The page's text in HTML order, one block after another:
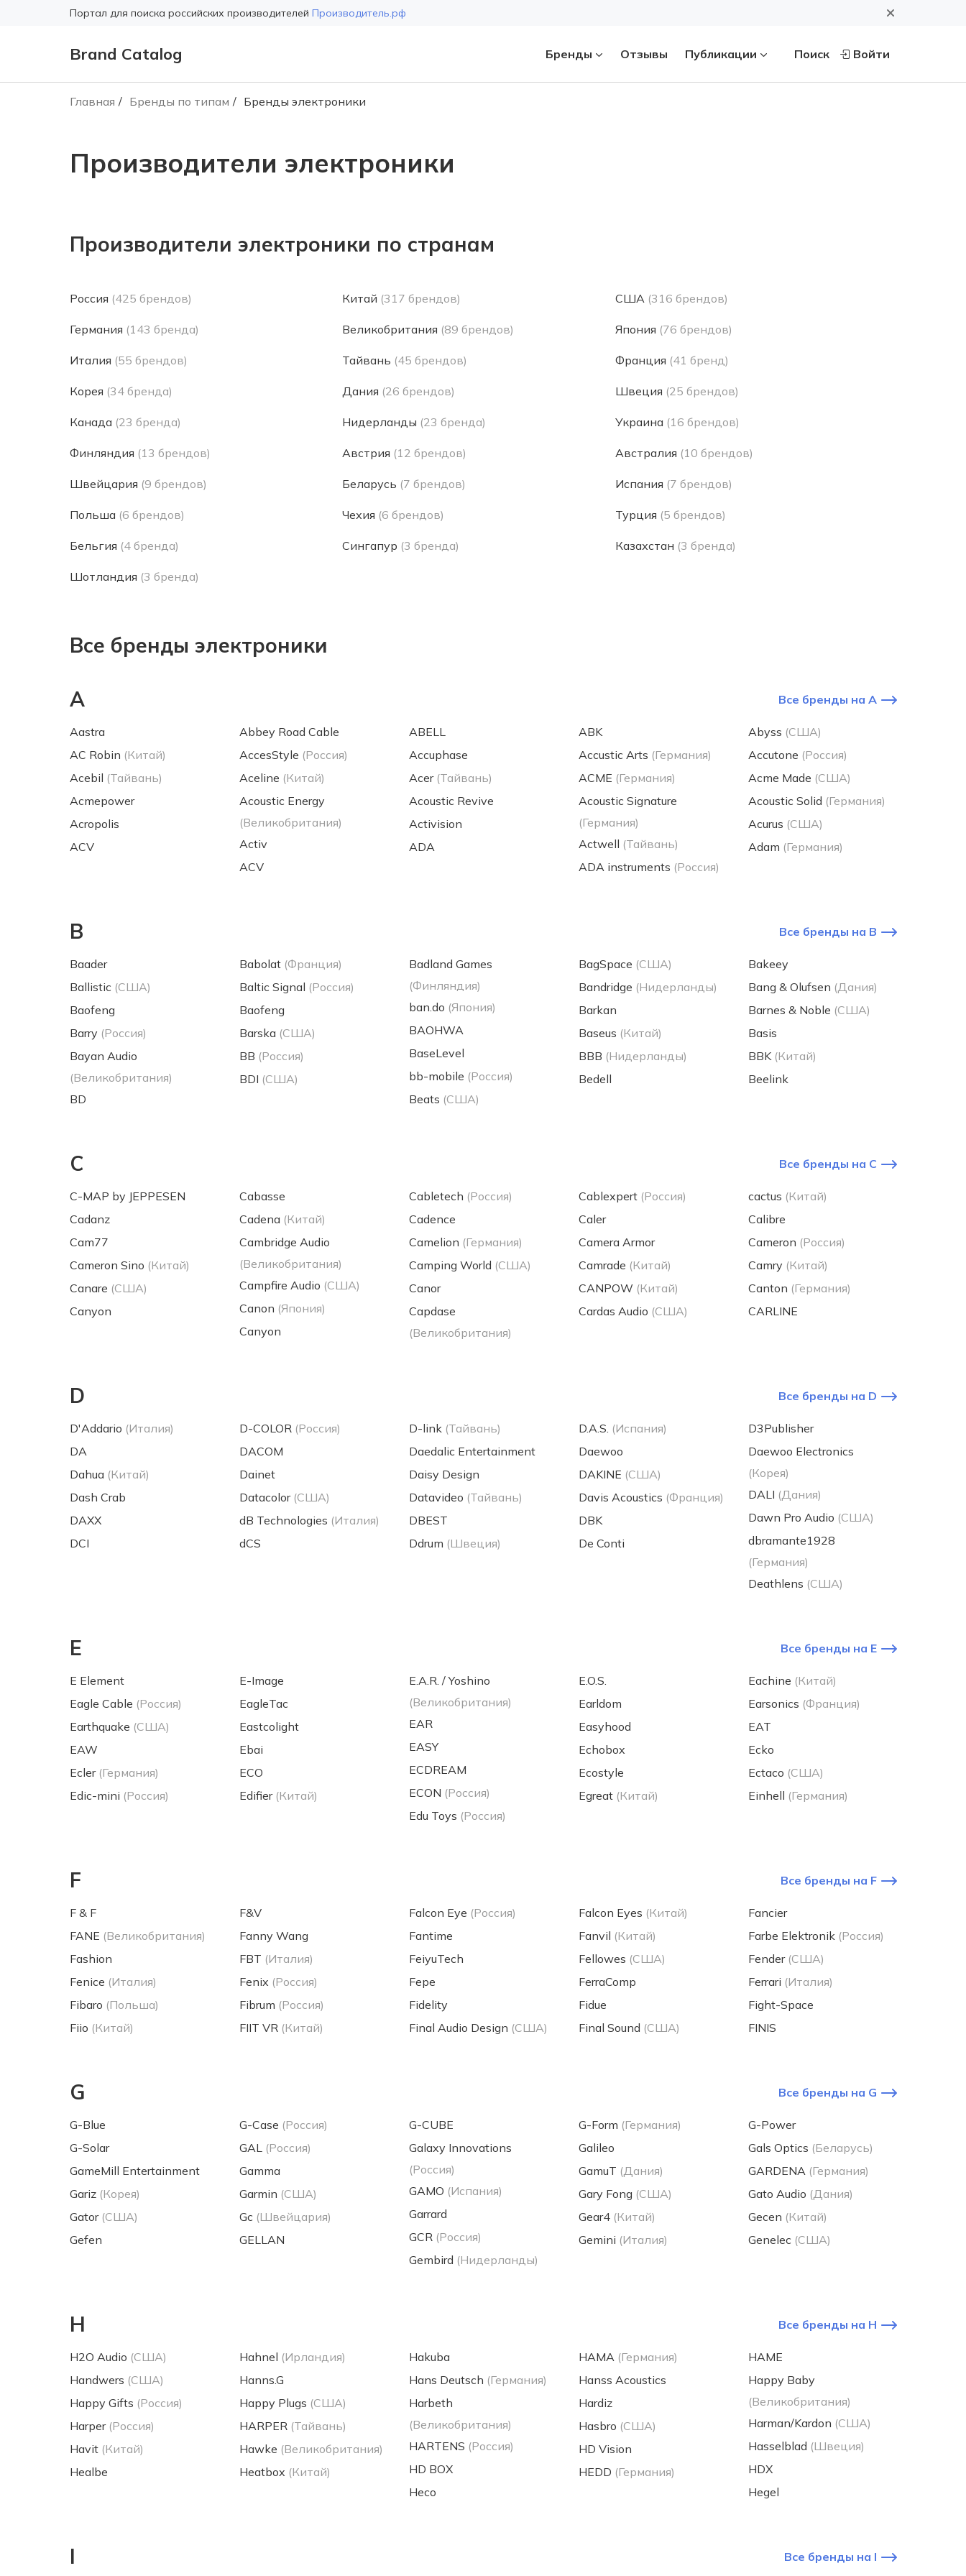
Портал для поиска российских производителей Производитель.рф
Brand Catalog Бренды Отзывы Публикации Поиск Войти
Главная Бренды по типам Бренды электроники
Производители электроники
Производители электроники по странам
Россия (425 брендов) Китай (317 брендов) США (316 брендов)
Германия (143 бренда) Великобритания (89 брендов) Япония (76 брендов)
Италия (55 брендов) Тайвань (45 брендов) Франция (41 бренд)
Корея (34 бренда) Дания (26 брендов) Швеция (25 брендов)
Канада (23 бренда) Нидерланды (23 бренда) Украина (16 брендов)
Финляндия (13 брендов) Австрия (12 брендов) Австралия (10 брендов)
Швейцария (9 брендов) Беларусь (7 брендов) Испания (7 брендов)
Польша (6 брендов) Чехия (6 брендов) Турция (5 брендов)
Бельгия (4 бренда) Сингапур (3 бренда) Казахстан (3 бренда)
Шотландия (3 бренда)
Все бренды электроники
A Все бренды на A
Aastra
AC Robin (Китай)
Acebil (Тайвань)
Acmepower
Acropolis
ACV
Abbey Road Cable
AccesStyle (Россия)
Aceline (Китай)
Acoustic Energy
(Великобритания)
Activ
ACV
ABELL
Accuphase
Acer (Тайвань)
Acoustic Revive
Activision
ADA
ABK
Accustic Arts (Германия)
ACME (Германия)
Acoustic Signature
(Германия)
Actwell (Тайвань)
ADA instruments (Россия)
Abyss (США)
Accutone (Россия)
Acme Made (США)
Acoustic Solid (Германия)
Acurus (США)
Adam (Германия)
B Все бренды на B
Baader
Ballistic (США)
Baofeng
Barry (Россия)
Bayan Audio
(Великобритания)
BD
Babolat (Франция)
Baltic Signal (Россия)
Baofeng
Barska (США)
BB (Россия)
BDI (США)
Badland Games
(Финляндия)
ban.do (Япония)
BAOHWA
BaseLevel
bb-mobile (Россия)
Beats (США)
BagSpace (США)
Bandridge (Нидерланды)
Barkan
Baseus (Китай)
BBB (Нидерланды)
Bedell
Bakeey
Bang & Olufsen (Дания)
Barnes & Noble (США)
Basis
BBK (Китай)
Beelink
C Все бренды на C
C-MAP by JEPPESEN
Cadanz
Cam77
Cameron Sino (Китай)
Canare (США)
Canyon
Cabasse
Cadena (Китай)
Cambridge Audio
(Великобритания)
Campfire Audio (США)
Canon (Япония)
Canyon
Cabletech (Россия)
Cadence
Camelion (Германия)
Camping World (США)
Canor
Capdase
(Великобритания)
Cablexpert (Россия)
Caler
Camera Armor
Camrade (Китай)
CANPOW (Китай)
Cardas Audio (США)
cactus (Китай)
Calibre
Cameron (Россия)
Camry (Китай)
Canton (Германия)
CARLINE
D Все бренды на D
D'Addario (Италия)
DA
Dahua (Китай)
Dash Crab
DAXX
DCI
D-COLOR (Россия)
DACOM
Dainet
Datacolor (США)
dB Technologies (Италия)
dCS
D-link (Тайвань)
Daedalic Entertainment
Daisy Design
Datavideo (Тайвань)
DBEST
Ddrum (Швеция)
D.A.S. (Испания)
Daewoo
DAKINE (США)
Davis Acoustics (Франция)
DBK
De Conti
D3Publisher
Daewoo Electronics
(Корея)
DALI (Дания)
Dawn Pro Audio (США)
dbramante1928
(Германия)
Deathlens (США)
E Все бренды на E
E Element
Eagle Cable (Россия)
Earthquake (США)
EAW
Ecler (Германия)
Edic-mini (Россия)
E-Image
EagleTac
Eastcolight
Ebai
ECO
Edifier (Китай)
E.A.R. / Yoshino
(Великобритания)
EAR
EASY
ECDREAM
ECON (Россия)
Edu Toys (Россия)
E.O.S.
Earldom
Easyhood
Echobox
Ecostyle
Egreat (Китай)
Eachine (Китай)
Earsonics (Франция)
EAT
Ecko
Ectaco (США)
Einhell (Германия)
F Все бренды на F
F & F
FANE (Великобритания)
Fashion
Fenice (Италия)
Fibaro (Польша)
Fiio (Китай)
F&V
Fanny Wang
FBT (Италия)
Fenix (Россия)
Fibrum (Россия)
FIIT VR (Китай)
Falcon Eye (Россия)
Fantime
FeiyuTech
Fepe
Fidelity
Final Audio Design (США)
Falcon Eyes (Китай)
Fanvil (Китай)
Fellowes (США)
FerraComp
Fidue
Final Sound (США)
Fancier
Farbe Elektronik (Россия)
Fender (США)
Ferrari (Италия)
Fight-Space
FINIS
G Все бренды на G
G-Blue
G-Solar
GameMill Entertainment
Gariz (Корея)
Gator (США)
Gefen
G-Case (Россия)
GAL (Россия)
Gamma
Garmin (США)
Gc (Швейцария)
GELLAN
G-CUBE
Galaxy Innovations
(Россия)
GAMO (Испания)
Garrard
GCR (Россия)
Gembird (Нидерланды)
G-Form (Германия)
Galileo
GamuT (Дания)
Gary Fong (США)
Gear4 (Китай)
Gemini (Италия)
G-Power
Gals Optics (Беларусь)
GARDENA (Германия)
Gato Audio (Дания)
Gecen (Китай)
Genelec (США)
H Все бренды на H
H2O Audio (США)
Handwers (США)
Happy Gifts (Россия)
Harper (Россия)
Havit (Китай)
Healbe
Hahnel (Ирландия)
Hanns.G
Happy Plugs (США)
HARPER (Тайвань)
Hawke (Великобритания)
Heatbox (Китай)
Hakuba
Hans Deutsch (Германия)
Harbeth
(Великобритания)
HARTENS (Россия)
HD BOX
Heco
HAMA (Германия)
Hanss Acoustics
Hardiz
Hasbro (США)
HD Vision
HEDD (Германия)
HAME
Happy Baby
(Великобритания)
Harman/Kardon (США)
Hasselblad (Швеция)
HDX
Hegel
I Все бренды на I